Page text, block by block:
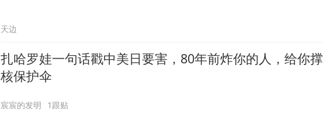
天边
扎哈罗娃一句话戳中美日要害，80年前炸你的人，给你撑
核保护伞
宸宸的发明 1跟贴